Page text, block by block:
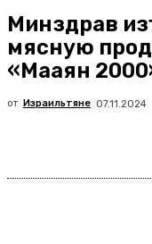
Минздрав
мясную
«Мааян
от Израильтяне 07.11.2024